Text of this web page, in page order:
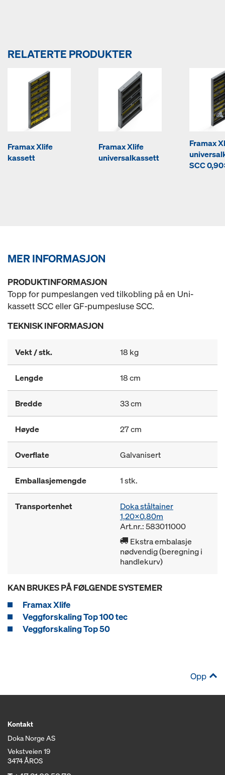
RELATERTE PRODUKTER
Framax Xlife
kassett
Framax Xlife
universalkassett
Framax
SCC
MER INFORMASJON
PRODUKTINFORMASJON
Topp for pumpeslangen ved tilkobling på en Uni-
kassett SCC eller GF-pumpesluse SCC.
TEKNISK INFORMASJON
Vekt / stk. 18 kg
Lengde 18 cm
Bredde 33 cm
Høyde 27 cm
Overflate Galvanisert
Emballasjemengde 1 stk.
Transportenhet
Doka ståltainer
1,20x0,80m
Art.nr.: 583011000
Ekstra embalasje
nødvendig (beregning i
handlekurv)
KAN BRUKES PÅ FØLGENDE SYSTEMER
Framax Xlife
Veggforskaling Top 100 tec
Veggforskaling Top 50
Opp
Kontakt
Doka Norge AS
Vekstveien 19
3474 ÅROS